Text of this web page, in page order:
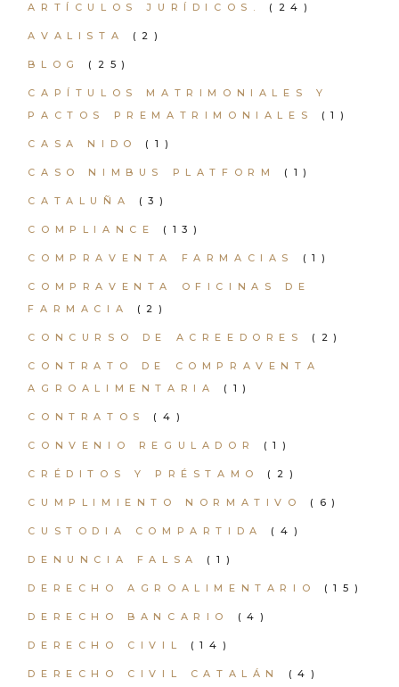
ARTÍCULOS JURÍDICOS. (24)
AVALISTA (2)
BLOG (25)
CAPÍTULOS MATRIMONIALES Y
PACTOS PREMATRIMONIALES
(1)
CASA NIDO (1)
CASO NIMBUS PLATFORM (1)
CATALUÑA (3)
COMPLIANCE (13)
COMPRAVENTA FARMACIAS (1)
COMPRAVENTA OFICINAS DE
FARMACIA
(2)
CONCURSO DE ACREEDORES (2)
CONTRATO DE COMPRAVENTA
AGROALIMENTARIA
(1)
CONTRATOS (4)
CONVENIO REGULADOR (1)
CRÉDITOS Y PRÉSTAMO (2)
CUMPLIMIENTO NORMATIVO (6)
CUSTODIA COMPARTIDA (4)
DENUNCIA FALSA (1)
DERECHO AGROALIMENTARIO (15)
DERECHO BANCARIO (4)
DERECHO CIVIL (14)
DERECHO CIVIL CATALÁN (4)